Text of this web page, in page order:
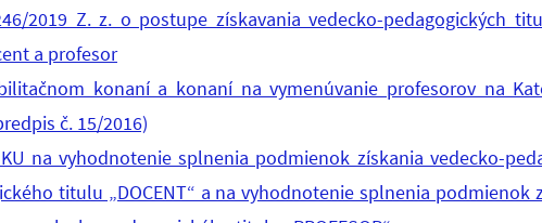
2019 Z. z. o postupe získavania vedecko-pedagogických
a profesor
konaní a konaní na vymenúvanie profesorov na
č. 15/2016)
na vyhodnotenie splnenia podmienok získania vedecko-
titulu „DOCENT“ a na vyhodnotenie splnenia podmienok